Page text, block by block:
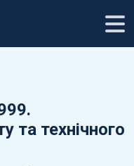
та технічного